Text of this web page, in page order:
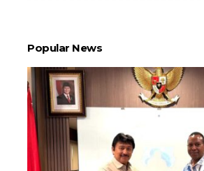
Popular News